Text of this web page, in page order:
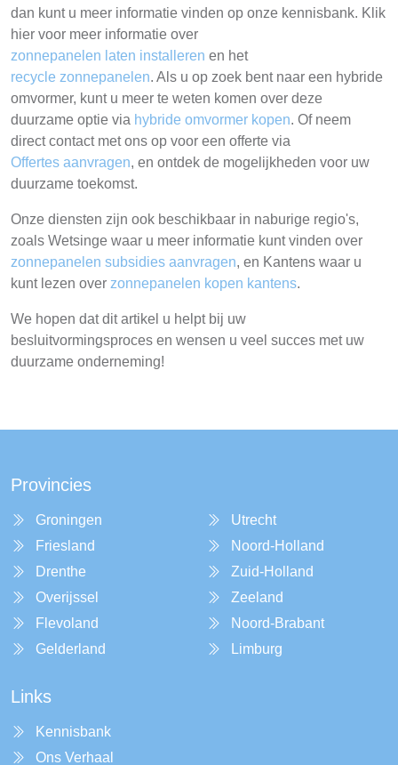
dan kunt u meer informatie vinden op onze kennisbank. Klik
hier voor meer informatie over
zonnepanelen laten installeren en het
recycle zonnepanelen. Als u op zoek bent naar een hybride
omvormer, kunt u meer te weten komen over deze
duurzame optie via hybride omvormer kopen. Of neem
direct contact met ons op voor een offerte via
Offertes aanvragen, en ontdek de mogelijkheden voor uw
duurzame toekomst.
Onze diensten zijn ook beschikbaar in naburige regio's,
zoals Wetsinge waar u meer informatie kunt vinden over
zonnepanelen subsidies aanvragen, en Kantens waar u
kunt lezen over zonnepanelen kopen kantens.
We hopen dat dit artikel u helpt bij uw
besluitvormingsproces en wensen u veel succes met uw
duurzame onderneming!
Provincies
Groningen
Friesland
Drenthe
Overijssel
Flevoland
Gelderland
Utrecht
Noord-Holland
Zuid-Holland
Zeeland
Noord-Brabant
Limburg
Links
Kennisbank
Ons Verhaal